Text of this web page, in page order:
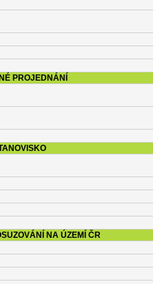
PROJEDNÁNÍ
NA ÚZEMÍ ČR